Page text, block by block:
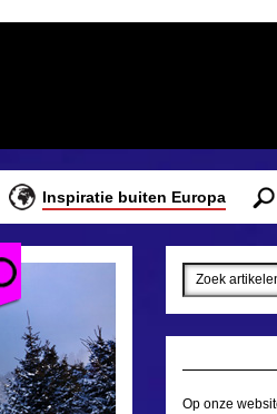
Inspiratie buiten Europa
Op onze